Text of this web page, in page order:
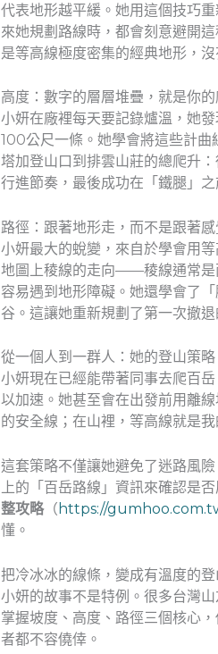
代表地形越平緩。她用這個技巧
來她規劃路線時，都會刻意避開
是等高線極度密集的經典地形，
高度：數字的層層堆疊，就是你
小妍在廠裡每天要記錄爐溫，她發
100公尺一條。她學會將這些計
塔加登山口到排雲山莊的總爬升
行進節奏，最後成功在「鐵腿」
路徑：跟著地形走，而不是跟著感
小妍最大的蛻變，來自於學會用
地圖上稜線的走向——稜線通常是
容易遇到地形障礙。她還學會了
谷。這讓她重新規劃了第一次撤
從一個人到一群人：她的登山策略
小妍現在已經能帶著同事去爬百
以加速。她甚至會在出發前用離
的安全線；在山裡，等高線就是我
這套策略不僅讓她避免了迷路風
上的「百岳路線」資訊來確認是
整攻略（ https://
懂。
把冷冰冰的線條，變成有溫度的
小妍的故事不是特例。很多台灣
掌握坡度、高度、路徑三個核心
者都不容僥倖。